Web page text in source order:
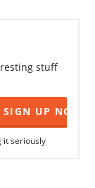
stuff
it seriously